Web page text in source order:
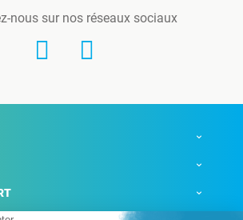
nous sur nos réseaux sociaux